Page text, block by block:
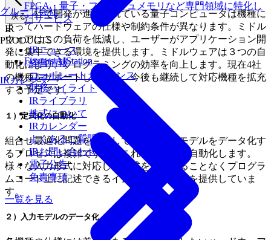
戻る
IR
IRニュース
経営情報
コーポレートガバナンス
財務ハイライト
IRライブラリ
株式について
IRカレンダー
よくあるご質問
IRお問い合わせ
電子公告
免責事項
一覧を見る
グループ会社
FPGA・量子・フラッシュメモリなど専門領域に特化し
たサービス
PRODUCTS
Fixstars AIStation
IRカレンダー
現在各社で開発が進められている量子コンピュータは機種に
よってハードウェアの仕様や制約条件が異なります。ミドル
ウェアはこの負荷を低減し、ユーザーがアプリケーション開
発に集中できる環境を提供します。ミドルウェアは３つの自
動化により、プログラミングの効率を向上します。現在4社
の機種をサポートしており、今後も継続して対応機種を拡充
する予定です。
１）定式化の自動化
組合せ最適化問題を定義して数式や入力モデルをデータ化す
るプロセスは複雑ですが、これらの作業を自動化します。
様々な入力形式に対応し、数式を変換することなくプログラ
ムコード上に記述できるインターフェースを提供していま
す。
２）入力モデルのデータ化